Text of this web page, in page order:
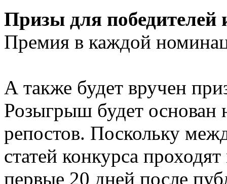
Призы для победителей
Премия в каждой
А также будет вручен
Розыгрыш будет основан
репостов. Поскольку
статей конкурса
первые 20 дней после